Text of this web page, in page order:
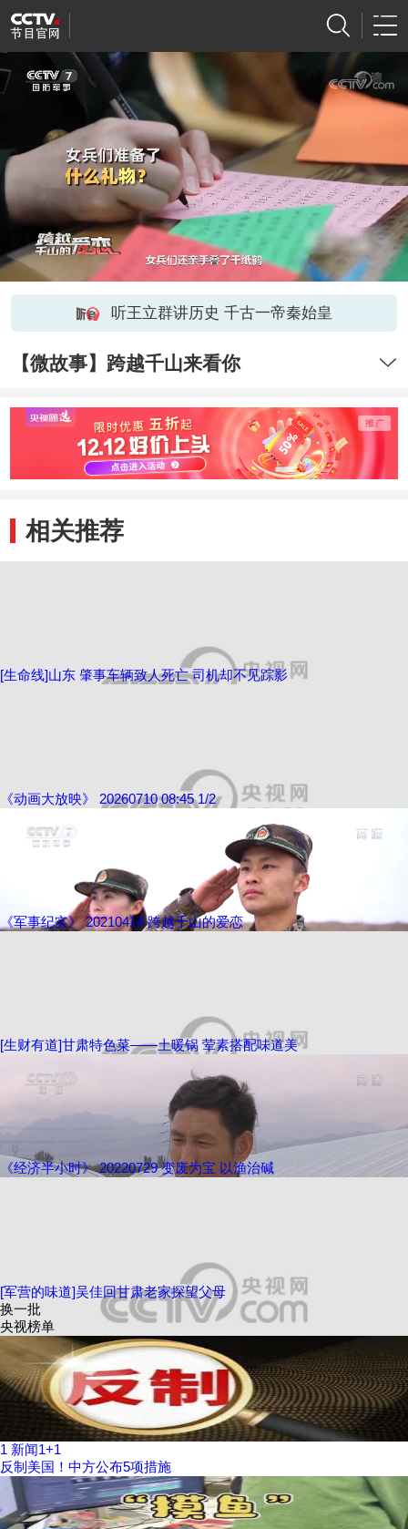
听王立群讲历史 千古一帝秦始皇
【微故事】跨越千山来看你
相关推荐
[生命线]山东 肇事车辆致人死亡 司机却不见踪影
《动画大放映》 20260710 08:45 1/2
《军事纪实》 20210414 跨越千山的爱恋
[生财有道]甘肃特色菜——土暖锅 荤素搭配味道美
《经济半小时》 20220729 变废为宝 以渔治碱
[军营的味道]吴佳回甘肃老家探望父母
换一批
央视榜单
1 新闻1+1
反制美国！中方公布5项措施